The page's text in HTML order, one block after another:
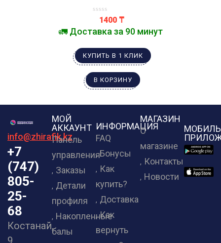
1400 ₸
🚛 Доставка за 90 минут
КУПИТЬ В 1 КЛИК
В КОРЗИНУ
info@zhirafik.kz
+7
(747)
805-
25-
68
Костанай,
9
МОЙ
АККАУНТ
Панель
управления
Заказы
Детали
профиля
Накопленные
балы
ИНФОРМАЦИЯ
FAQ
Бонусы
Как
купить?
Доставка
Как
вернуть
МАГАЗИН
О
магазине
Контакты
Новости